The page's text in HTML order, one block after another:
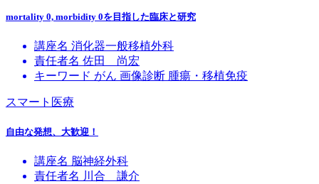
mortality 0, morbidity 0を目指した臨床と研究
講座名 消化器一般移植外科
責任者名 佐田 尚宏
キーワード がん 画像診断 腫瘍・移植免疫
スマート医療
自由な発想、大歓迎！
講座名 脳神経外科
責任者名 川合 謙介